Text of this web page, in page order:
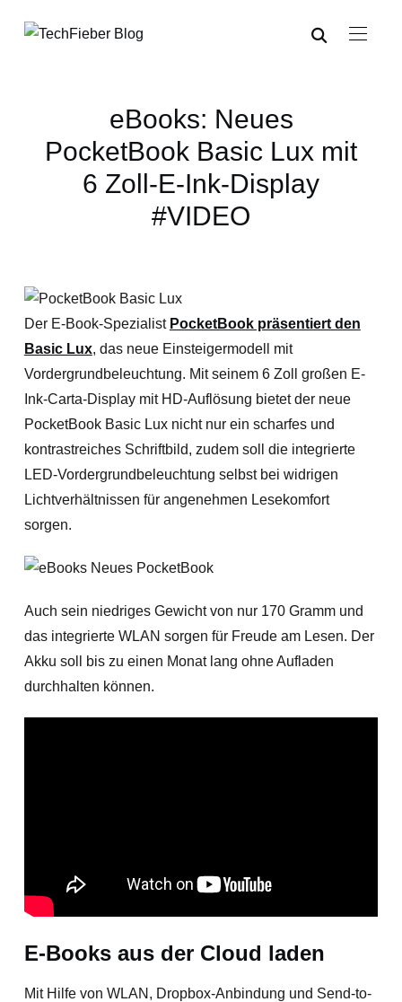
eBooks: Neues
PocketBook Basic Lux mit
6 Zoll-E-Ink-Display
#VIDEO
Der E-Book-Spezialist PocketBook präsentiert den
Basic Lux, das neue Einsteigermodell mit
Vordergrundbeleuchtung. Mit seinem 6 Zoll großen E-
Ink-Carta-Display mit HD-Auflösung bietet der neue
PocketBook Basic Lux nicht nur ein scharfes und
kontrastreiches Schriftbild, zudem soll die integrierte
LED-Vordergrundbeleuchtung selbst bei widrigen
Lichtverhältnissen für angenehmen Lesekomfort
sorgen.
Auch sein niedriges Gewicht von nur 170 Gramm und
das integrierte WLAN sorgen für Freude am Lesen. Der
Akku soll bis zu einen Monat lang ohne Aufladen
durchhalten können.
E-Books aus der Cloud laden
Mit Hilfe von WLAN, Dropbox-Anbindung und Send-to-